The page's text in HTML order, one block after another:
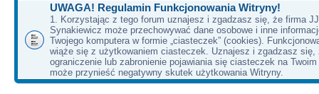
UWAGA! Regulamin Funkcjonowania Witryny!
1. Korzystając z tego forum uznajesz i zgadzasz się, że firma
Synakiewicz może przechowywać dane osobowe i inne
Twojego komputera w formie „ciasteczek” (cookies).
wiąże się z użytkowaniem ciasteczek. Uznajesz i zgadzasz się,
ograniczenie lub zabronienie pojawiania się ciasteczek na
może przynieść negatywny skutek użytkowania Witryny.